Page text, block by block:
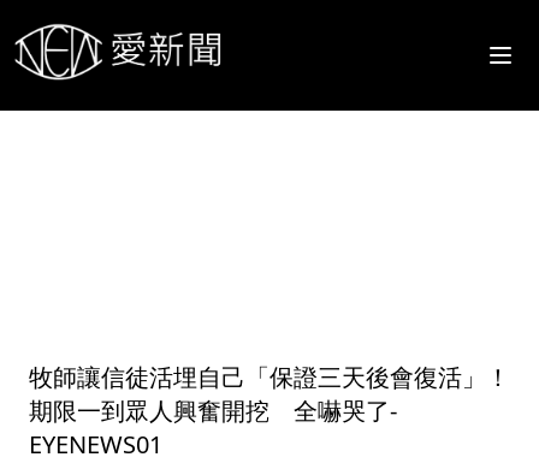
牧師讓信徒活埋自己「保證三天後會復活」！
期限一到眾人興奮開挖 全嚇哭了-
EYENEWS01